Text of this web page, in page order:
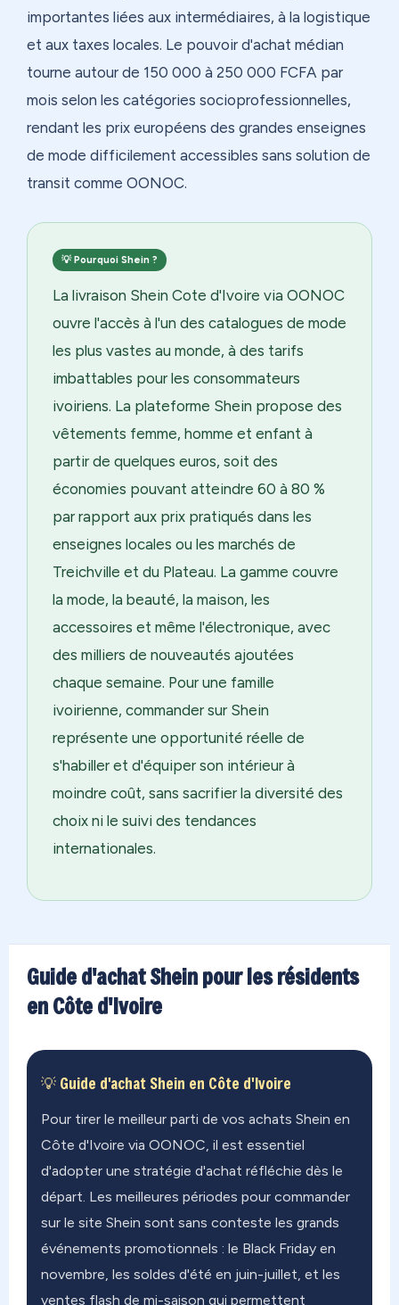
importantes liées aux intermédiaires, à la logistique
et aux taxes locales. Le pouvoir d'achat médian
tourne autour de 150 000 à 250 000 FCFA par
mois selon les catégories socioprofessionnelles,
rendant les prix européens des grandes enseignes
de mode difficilement accessibles sans solution de
transit comme OONOC.
💡 Pourquoi Shein ?
La livraison Shein Cote d'Ivoire via OONOC
ouvre l'accès à l'un des catalogues de mode
les plus vastes au monde, à des tarifs
imbattables pour les consommateurs
ivoiriens. La plateforme Shein propose des
vêtements femme, homme et enfant à
partir de quelques euros, soit des
économies pouvant atteindre 60 à 80 %
par rapport aux prix pratiqués dans les
enseignes locales ou les marchés de
Treichville et du Plateau. La gamme couvre
la mode, la beauté, la maison, les
accessoires et même l'électronique, avec
des milliers de nouveautés ajoutées
chaque semaine. Pour une famille
ivoirienne, commander sur Shein
représente une opportunité réelle de
s'habiller et d'équiper son intérieur à
moindre coût, sans sacrifier la diversité des
choix ni le suivi des tendances
internationales.
Guide d'achat Shein pour les résidents
en Côte d'Ivoire
💡 Guide d'achat Shein en Côte d'Ivoire
Pour tirer le meilleur parti de vos achats Shein en
Côte d'Ivoire via OONOC, il est essentiel
d'adopter une stratégie d'achat réfléchie dès le
départ. Les meilleures périodes pour commander
sur le site Shein sont sans conteste les grands
événements promotionnels : le Black Friday en
novembre, les soldes d'été en juin-juillet, et les
ventes flash de mi-saison qui permettent